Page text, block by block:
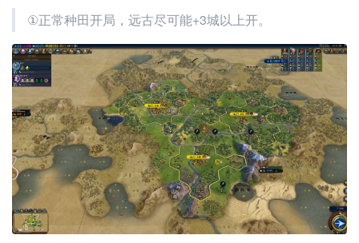
①正常种田开局，远古尽可能+3城以上开。